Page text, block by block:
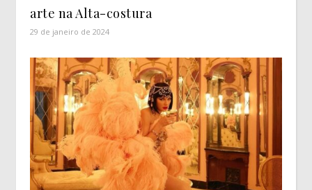
arte na Alta-costura
29 de janeiro de 2024